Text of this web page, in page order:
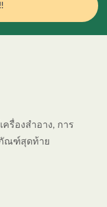
รื่องสำอาง, การ
ภัณฑ์สุดท้าย